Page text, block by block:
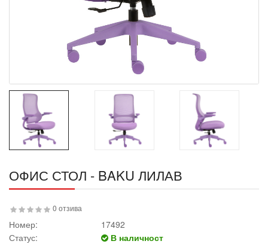
ОФИС СТОЛ - BAKU ЛИЛАВ
0 отзива
Номер:
17492
Статус:
В наличност